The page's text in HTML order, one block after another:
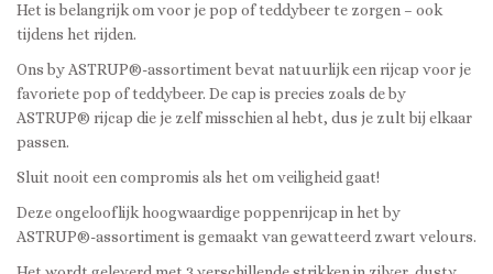
Het is belangrijk om voor je pop of teddybeer te zorgen – ook
tijdens het rijden.
Ons by ASTRUP®-assortiment bevat natuurlijk een rijcap voor je
favoriete pop of teddybeer. De cap is precies zoals de by
ASTRUP® rijcap die je zelf misschien al hebt, dus je zult bij elkaar
passen.
Sluit nooit een compromis als het om veiligheid gaat!
Deze ongelooflijk hoogwaardige poppenrijcap in het by
ASTRUP®-assortiment is gemaakt van gewatteerd zwart velours.